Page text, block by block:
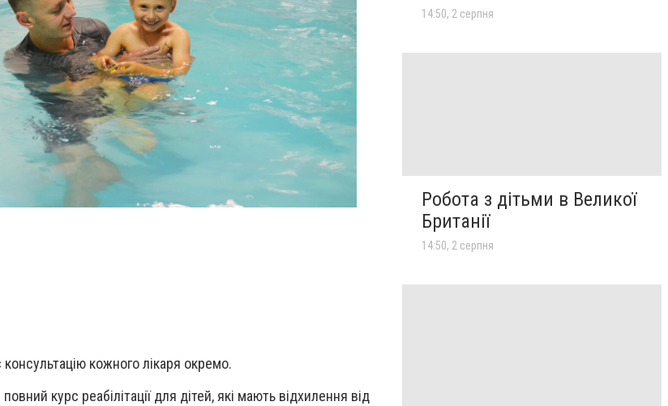
консультацію кожного лікаря окремо.
курс реабілітації для дітей, які мають відхилення від
14:50, 2 серпня
Робота з дітьми в Великої
Британії
14:50, 2 серпня